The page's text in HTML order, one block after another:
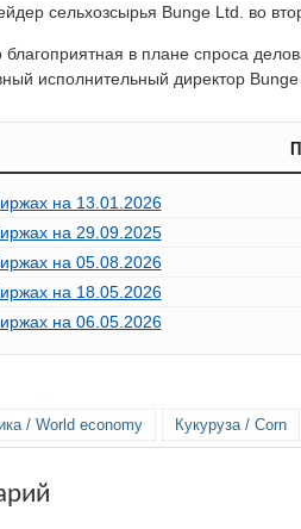
сельхозсырья Bunge Ltd. во
в плане спроса
исполнительный директор
на 13.01.2026
на 29.09.2025
на 05.08.2026
на 18.05.2026
на 06.05.2026
/ World economy Кукуруза / Corn